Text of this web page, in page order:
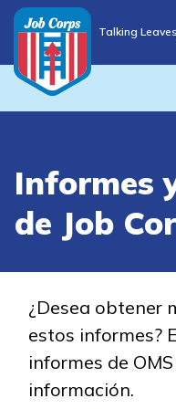
Talking
Vida
Estudiar
Informes
de Job
¿Desea obtener
estos informes?
informes de
información.